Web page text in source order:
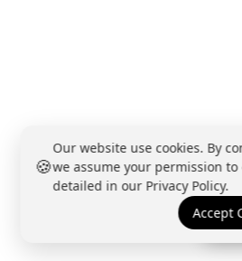
🍪
Our website use cookies. By
we assume your permission to
detailed in our Privacy Policy.
Accept